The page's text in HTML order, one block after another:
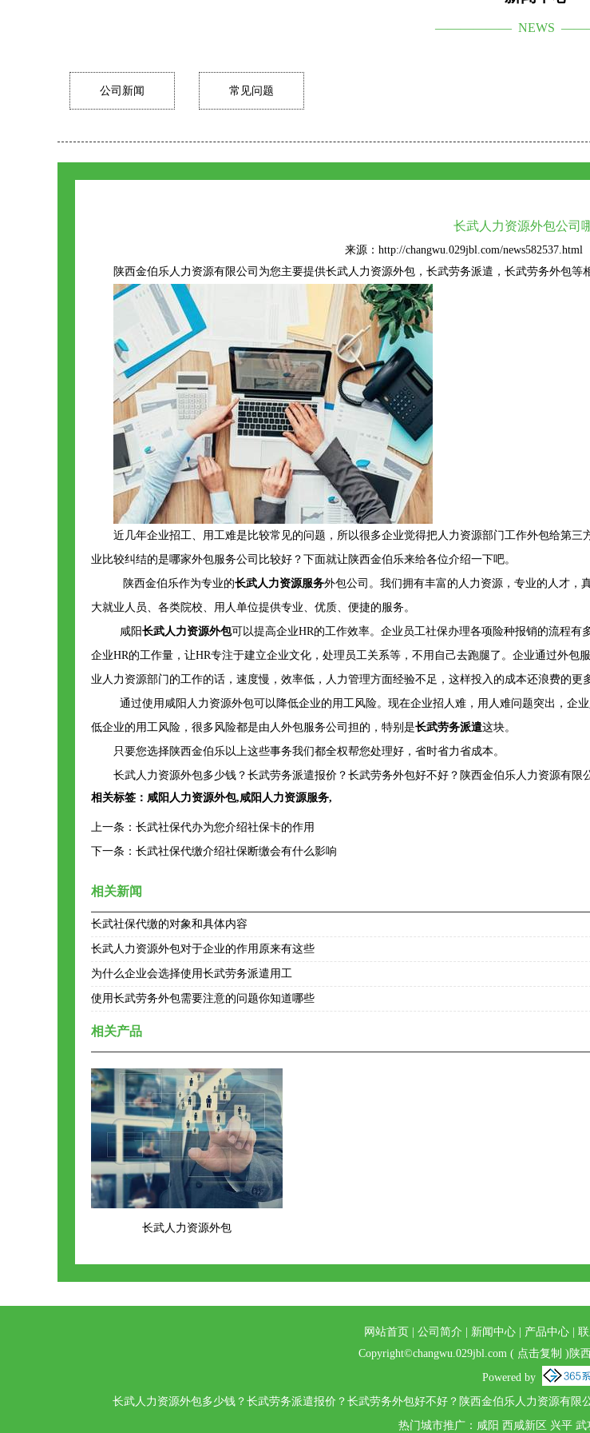
—————— NEWS
公司新闻 常见问题
长武人力资源外包公司
来源：http://changwu.029jbl.com/
陕西金伯乐人力资源有限公司为您主要提供长武人力资源外包 ，长武劳务派遣，长武劳务外包等
近几年企业招工、用工难是比较常见的问题，所以很多企业觉得把人力资源部门工作外包给第
业比较纠结的是哪家外包服务公司比较好？下面就让陕西金伯乐来给各位介绍一下吧。
陕西金伯乐作为专业的长武人力资源服务外包公司。我们拥有丰富的人力资源，专业的人才，
大就业人员、各类院校、用人单位提供专业、优质、便捷的服务。
咸阳长武人力资源外包可以提高企业HR的工作效率。企业员工社保办理各项险种报销的流程
企业HR的工作量，让HR专注于建立企业文化，处理员工关系等，不用自己去跑腿了。企业通过外
业人力资源部门的工作的话，速度慢，效率低，人力管理方面经验不足，这样投入的成本还浪费的更
通过使用咸阳人力资源外包可以降低企业的用工风险。现在企业招人难，用人难问题突出，企
低企业的用工风险，很多风险都是由人外包服务公司担的，特别是长武劳务派遣这块。
只要您选择陕西金伯乐以上这些事务我们都全权帮您处理好，省时省力省成本。
长武人力资源外包多少钱？长武劳务派遣报价？长武劳务外包好不好？陕西金伯乐人力资源有
相关标签： 咸阳人力资源外包,咸阳人力资源服务,
上一条： 长武社保代办为您介绍社保卡的作用
下一条： 长武社保代缴介绍社保断缴会有什么影响
相关新闻
长武社保代缴的对象和具体内容
长武人力资源外包对于企业的作用原来有这些
为什么企业会选择使用长武劳务派遣用工
使用长武劳务外包需要注意的问题你知道哪些
相关产品
长武人力资源外包
网站首页 公司简介 新闻中心 产品中心
Copyright©changwu.029jbl.com ( 点击复制 )陕
Powered by
长武人力资源外包多少钱？长武劳务派遣报价？长武劳务外包好不好？陕西金伯乐人力资源有
热门城市推广： 咸阳 西咸新区 兴平 武